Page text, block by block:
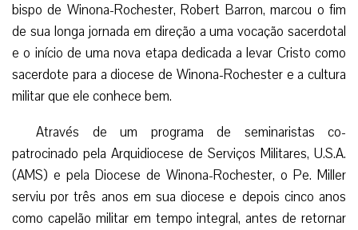
bispo de Winona-Rochester, Robert Barron, marcou o fim
de sua longa jornada em direção a uma vocação sacerdotal
e o início de uma nova etapa dedicada a levar Cristo como
sacerdote para a diocese de Winona-Rochester e a cultura
militar que ele conhece bem.
Através de um programa de seminaristas co-
patrocinado pela Arquidiocese de Serviços Militares, U.S.A.
(AMS) e pela Diocese de Winona-Rochester, o Pe. Miller
serviu por três anos em sua diocese e depois cinco anos
como capelão militar em tempo integral, antes de retornar